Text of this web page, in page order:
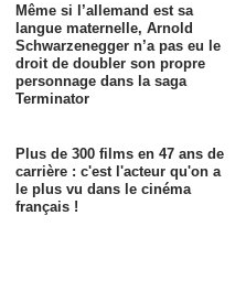
Même si l’allemand est sa
langue maternelle, Arnold
Schwarzenegger n’a pas eu le
droit de doubler son propre
personnage dans la saga
Terminator
Plus de 300 films en 47 ans de
carrière : c'est l'acteur qu'on a
le plus vu dans le cinéma
français !